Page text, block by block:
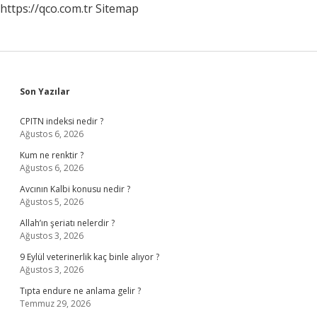
https://qco.com.trSitemap
Sidebar
Son Yazılar
CPITN indeksi nedir ?
Ağustos 6, 2026
Kum ne renktir ?
Ağustos 6, 2026
Avcının Kalbi konusu nedir ?
Ağustos 5, 2026
Allah’ın şeriatı nelerdir ?
Ağustos 3, 2026
9 Eylül veterinerlik kaç binle alıyor ?
Ağustos 3, 2026
Tıpta endure ne anlama gelir ?
Temmuz 29, 2026